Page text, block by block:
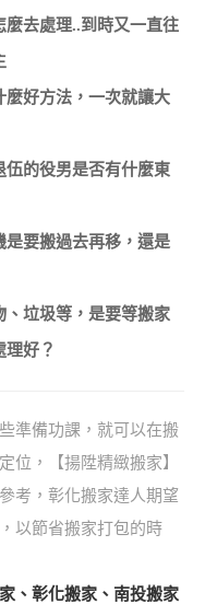
去處理..到時又一直往
麼好方法，一次就讓大
伍的役男是否有什麼東
是要搬過去再移，還是
、垃圾等，是要等搬家
理好？
準備功課，就可以在搬
位，【揚陞精緻搬家】
考，彰化搬家達人期望
以節省搬家打包的時
、彰化搬家、南投搬家